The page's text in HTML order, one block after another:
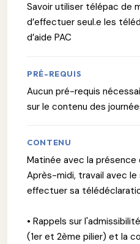
Savoir utiliser télépac de
d’effectuer seul.e les
d’aide PAC
PRÉ-REQUIS
Aucun pré-requis
sur le contenu des
CONTENU
Matinée avec la présence
Après-midi, travail avec
effectuer sa
• Rappels sur
(1er et 2ème pilier) et la